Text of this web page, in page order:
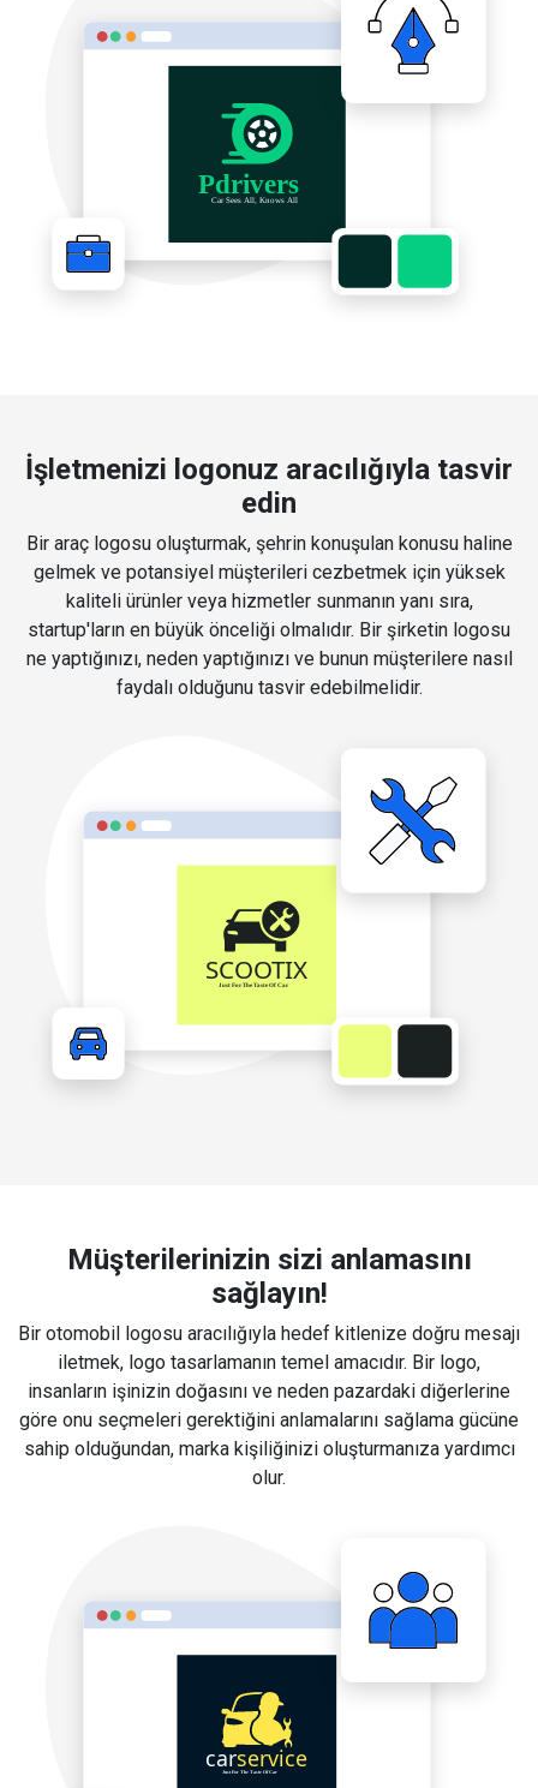
İşletmenizi logonuz aracılığıyla tasvir
edin
Bir araç logosu oluşturmak, şehrin konuşulan konusu haline
gelmek ve potansiyel müşterileri cezbetmek için yüksek
kaliteli ürünler veya hizmetler sunmanın yanı sıra,
startup'ların en büyük önceliği olmalıdır. Bir şirketin logosu
ne yaptığınızı, neden yaptığınızı ve bunun müşterilere nasıl
faydalı olduğunu tasvir edebilmelidir.
Müşterilerinizin sizi anlamasını
sağlayın!
Bir otomobil logosu aracılığıyla hedef kitlenize doğru mesajı
iletmek, logo tasarlamanın temel amacıdır. Bir logo,
insanların işinizin doğasını ve neden pazardaki diğerlerine
göre onu seçmeleri gerektiğini anlamalarını sağlama gücüne
sahip olduğundan, marka kişiliğinizi oluşturmanıza yardımcı
olur.